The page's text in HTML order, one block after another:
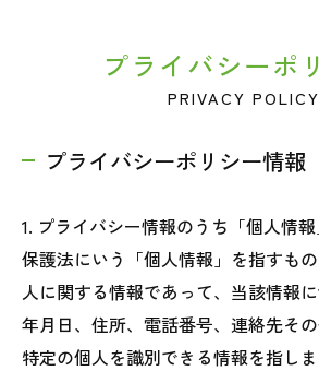
プライバシーポ
PRIVACY POLICY
プライバシーポリシー情報
1. プライバシー情報のうち「個人情
保護法にいう「個人情報」を指すも
人に関する情報であって、当該情報
年月日、住所、電話番号、連絡先そ
特定の個人を識別できる情報を指しま